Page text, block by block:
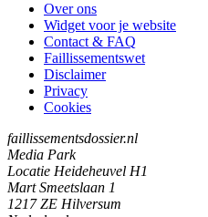
Over ons
Widget voor je website
Contact & FAQ
Faillissementswet
Disclaimer
Privacy
Cookies
faillissementsdossier.nl
Media Park
Locatie Heideheuvel H1
Mart Smeetslaan 1
1217 ZE Hilversum